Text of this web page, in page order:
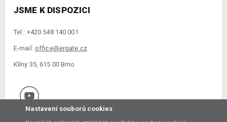
JSME K DISPOZICI
Tel.: +420 548 140 001
E-mail: office@ergate.cz
Klíny 35, 615 00 Brno
Nastavení souborů cookies